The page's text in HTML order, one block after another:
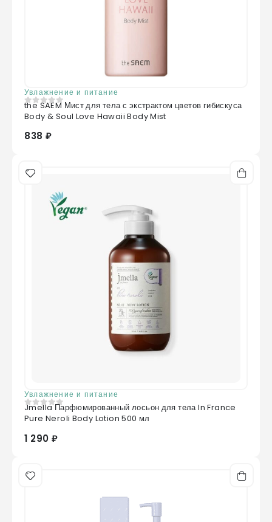
Увлажнение и питание
0 из 5
the SAEM Мист для тела с экстрактом цветов гибискуса
Body & Soul Love Hawaii Body Mist
838 ₽
Увлажнение и питание
0из 5
Jmella Парфюмированный лосьон для тела In France
Pure Neroli Body Lotion 500 мл
1 290 ₽